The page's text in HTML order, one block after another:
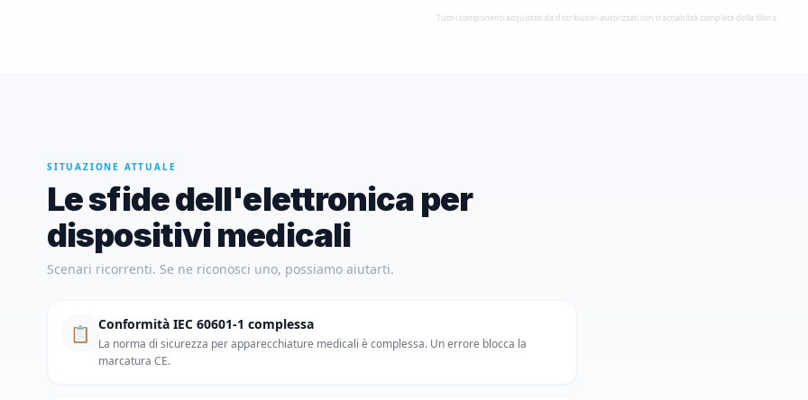
Tutti i componenti acquistati da distributori autorizzati con tracciabilità completa della filiera
SITUAZIONE ATTUALE
Le sfide dell'elettronica per
dispositivi medicali
Scenari ricorrenti. Se ne riconosci uno, possiamo aiutarti.
📋 Conformità IEC 60601-1 complessa
La norma di sicurezza per apparecchiature medicali è complessa. Un errore blocca la
marcatura CE.